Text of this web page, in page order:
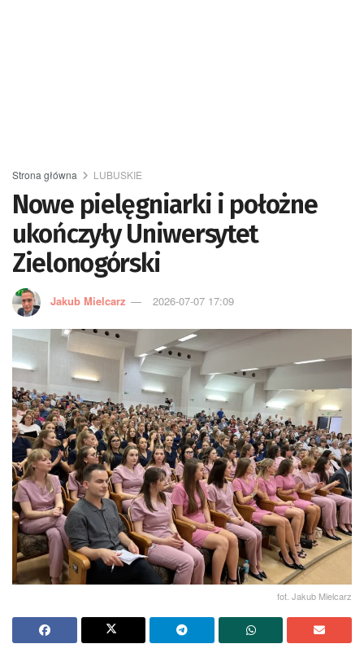
Strona główna LUBUSKIE
Nowe pielęgniarki i położne
ukończyły Uniwersytet
Zielonogórski
Jakub Mielcarz 2026-07-07 17:09
fot. Jakub Mielcarz